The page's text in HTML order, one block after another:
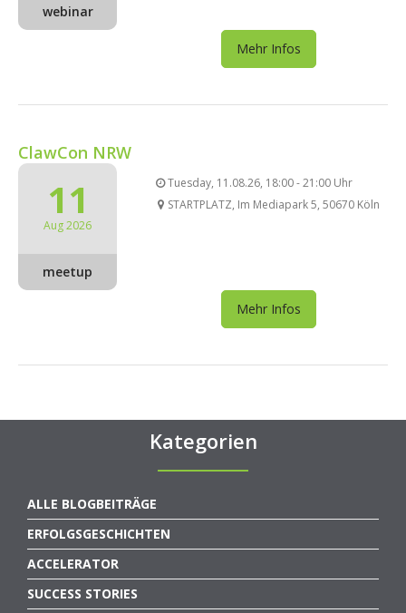
webinar
Mehr Infos
ClawCon NRW
11
Aug 2026
meetup
Tuesday, 11.08.26, 18:00 - 21:00 Uhr
STARTPLATZ, Im Mediapark 5, 50670 Köln
Mehr Infos
Kategorien
ALLE BLOGBEITRÄGE
ERFOLGSGESCHICHTEN
ACCELERATOR
SUCCESS STORIES